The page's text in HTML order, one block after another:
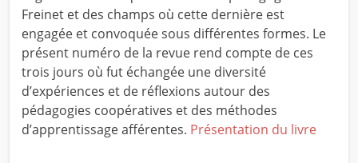
Freinet et des champs où cette dernière est
engagée et convoquée sous différentes formes. Le
présent numéro de la revue rend compte de ces
trois jours où fut échangée une diversité
d’expériences et de réflexions autour des
pédagogies coopératives et des méthodes
d’apprentissage afférentes. Présentation du livre